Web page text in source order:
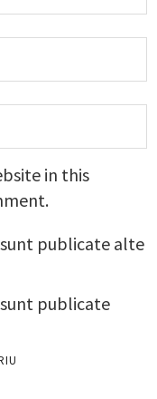
in this
publicate alte
publicate